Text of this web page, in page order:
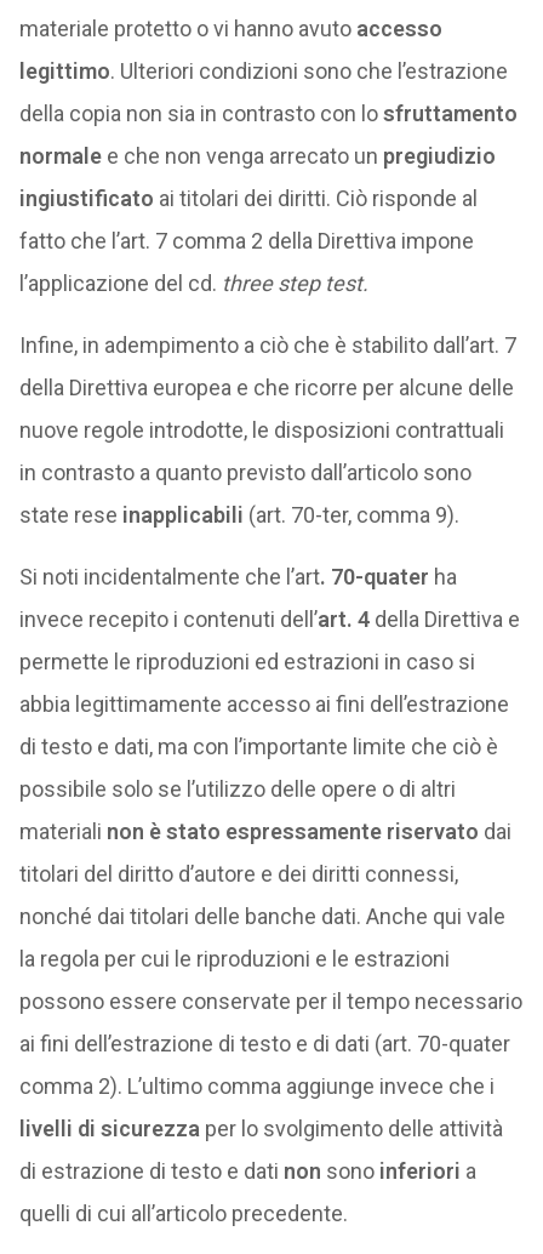
materiale protetto o vi hanno avuto accesso
legittimo. Ulteriori condizioni sono che l’estrazione
della copia non sia in contrasto con losfruttamento
normalee che non venga arrecato un pregiudizio
ingiustificato ai titolari dei diritti. Ciò risponde al
fatto che l’art. 7 comma 2 della Direttiva impone
l’applicazione del cd. three step test.
Infine, in adempimento a ciò che è stabilito dall’art. 7
della Direttiva europea e che ricorre per alcune delle
nuove regole introdotte, le disposizioni contrattuali
in contrasto a quanto previsto dall’articolo sono
state rese inapplicabili (art. 70-ter, comma 9).
Si noti incidentalmente che l’art. 70-quater ha
invece recepito i contenuti dell’art. 4 della Direttiva e
permette le riproduzioni ed estrazioni in caso si
abbia legittimamente accesso ai fini dell’estrazione
di testo e dati, ma con l’importante limite che ciò è
possibile solo se l’utilizzo delle opere o di altri
materiali non è stato espressamente riservato dai
titolari del diritto d’autore e dei diritti connessi,
nonché dai titolari delle banche dati. Anche qui vale
la regola per cui le riproduzioni e le estrazioni
possono essere conservate per il tempo necessario
ai fini dell’estrazione di testo e di dati (art. 70-quater
comma 2). L’ultimo comma aggiunge invece che i
livelli di sicurezza per lo svolgimento delle attività
di estrazione di testo e dati non sono inferiori a
quelli di cui all’articolo precedente.